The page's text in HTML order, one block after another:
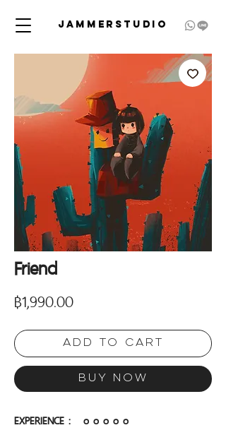
JAMMERSTUDIO
Friend
฿1,990.00Price
Add to Cart
Buy Now
EXPERIENCE :   o o o o o